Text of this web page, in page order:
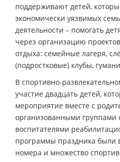
поддерживают детей,
экономически уязвимых
деятельности – помогать
через организацию
отдыха: семейные лагеря,
(подростковые) клубы,
В спортивно-
участие двадцать детей,
мероприятие вместе с
организованными группами
воспитателями
программы праздника были
номера и множество